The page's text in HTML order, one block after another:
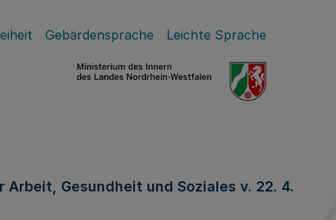
Gebärdensprache Leichte Sprache
Gesundheit und Soziales v. 22. 4.